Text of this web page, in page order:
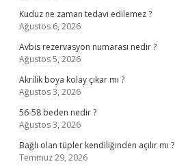
Kuduz ne zaman tedavi edilemez ?
Ağustos 6, 2026
Avbis rezervasyon numarası nedir ?
Ağustos 5, 2026
Akrilik boya kolay çıkar mı ?
Ağustos 3, 2026
56-58 beden nedir ?
Ağustos 3, 2026
Bağlı olan tüpler kendiliğinden açılır mı ?
Temmuz 29, 2026